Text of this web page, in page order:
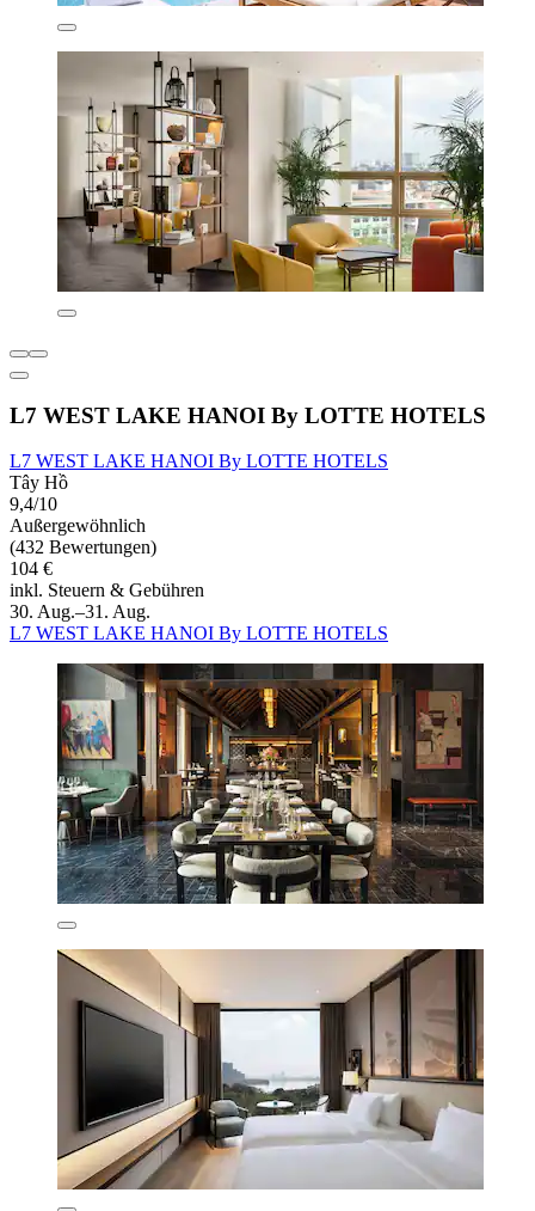
L7 WEST LAKE HANOI By LOTTE HOTELS
L7 WEST LAKE HANOI By LOTTE HOTELS
Tây Hồ
9,4/10
Außergewöhnlich
(432 Bewertungen)
104 €
inkl. Steuern & Gebühren
30. Aug.–31. Aug.
L7 WEST LAKE HANOI By LOTTE HOTELS